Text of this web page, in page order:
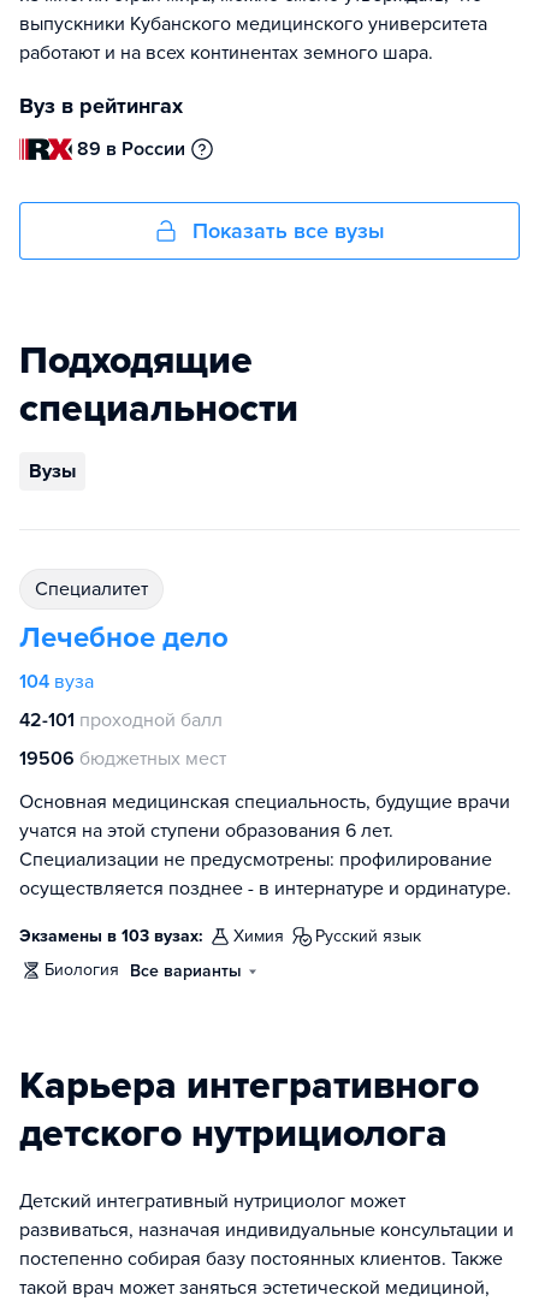
выпускники Кубанского медицинского университета
работают и на всех континентах земного шара.
Вуз в рейтингах
89 в России
Показать все вузы
Подходящие
специальности
Вузы
специалитет
Лечебное дело
104 вуза
42-101 проходной балл
19506 бюджетных мест
Основная медицинская специальность, будущие врачи
учатся на этой ступени образования 6 лет.
Специализации не предусмотрены: профилирование
осуществляется позднее - в интернатуре и ординатуре.
Экзамены в 103 вузах: химия
русский язык
биология
Все варианты
Карьера интегративного
детского нутрициолога
Детский интегративный нутрициолог может
развиваться, назначая индивидуальные консультации и
постепенно собирая базу постоянных клиентов. Также
такой врач может заняться эстетической медициной,